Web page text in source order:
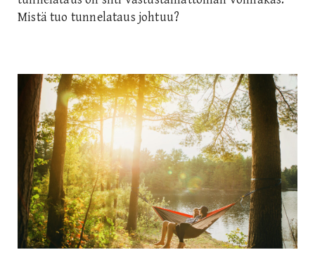
Mistä tuo tunnelataus johtuu?